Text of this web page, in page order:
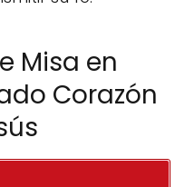
Misa en
Corazón